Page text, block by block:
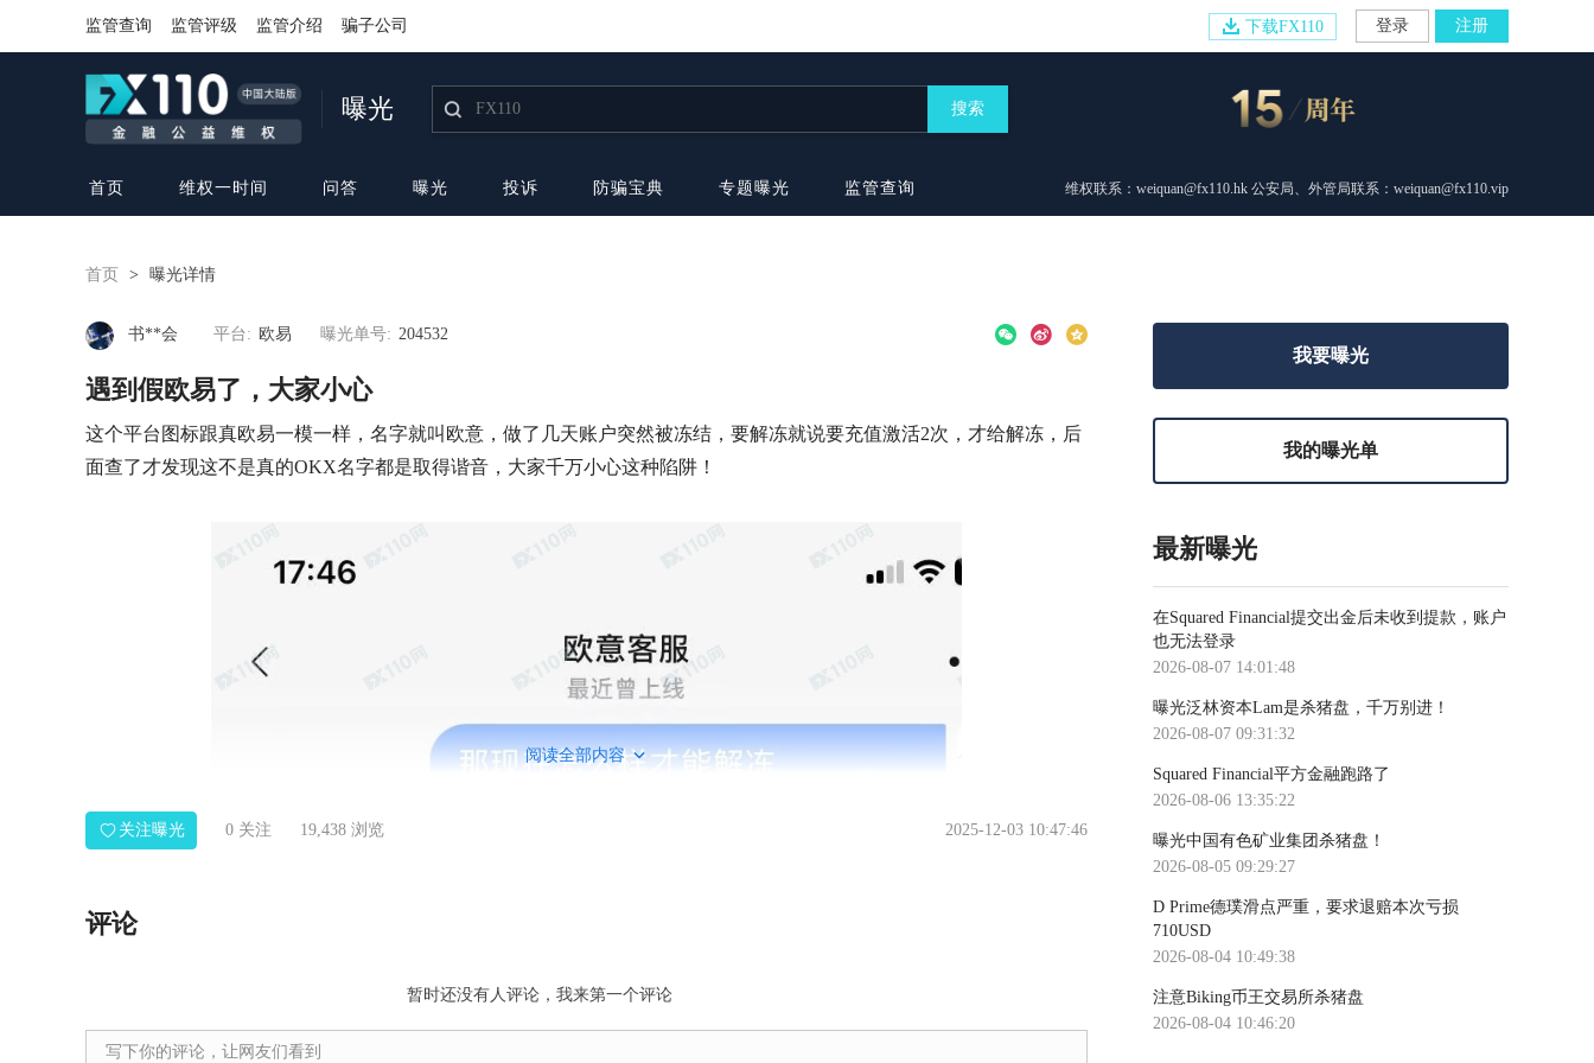
监管查询 监管评级 监管介绍 骗子公司 登录 注册
下载FX110
曝光 搜索
首页 维权一时间 问答 曝光 投诉 防骗宝典 专题曝光 监管查询 维权联系：weiquan@fx110.hk 公安局、外管局联系：weiquan@fx110.vip
首页 > 曝光详情
书**会 平台: 欧易 曝光单号: 204532
遇到假欧易了，大家小心
这个平台图标跟真欧易一模一样，名字就叫欧意，做了几天账户突然被冻结，要解冻就说要充值激活2次，才给解冻，后
面查了才发现这不是真的OKX名字都是取得谐音，大家千万小心这种陷阱！
阅读全部内容
关注曝光 0 关注 19,438 浏览 2025-12-03 10:47:46
评论
暂时还没有人评论，我来第一个评论
我要曝光
我的曝光单
最新曝光
在Squared Financial提交出金后未收到提款，账户
也无法登录
2026-08-07 14:01:48
曝光泛林资本Lam是杀猪盘，千万别进！
2026-08-07 09:31:32
Squared Financial平方金融跑路了
2026-08-06 13:35:22
曝光中国有色矿业集团杀猪盘！
2026-08-05 09:29:27
D Prime德璞滑点严重，要求退赔本次亏损
710USD
2026-08-04 10:49:38
注意Biking币王交易所杀猪盘
2026-08-04 10:46:20